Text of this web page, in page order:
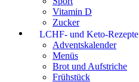
Vitamin D
Zucker
LCHF- und Keto-Rezepte
Adventskalender
Menüs
Brot und Aufstriche
Frühstück